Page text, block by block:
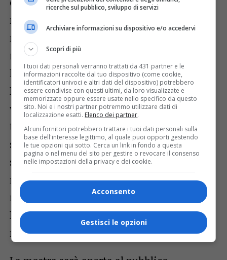
rappresentazione. Acqua e cielo come cifre
narrative si scambiano i ruoli,
mantenendo il baricentro in quella sottile
linea di orizzonte che unisce due mondi.
La naturalezza dell’ispirazione segue il
volgere delle stagioni attraverso una
tavolozza cromatica ricca di toni e
sottotoni: copiare dal vero è un’arte
sottile, che potrebbe inclinare nella banale
riproduzione da cartolina illustrata,
mentre nei quadri di Maria Teresa
Pascarelli si assiste ad una intimistica
rielaborazione del reale.
ricerche sul pubblico, sviluppo di servizi
Archiviare informazioni su dispositivo e/o accedervi
Scopri di più
I tuoi dati personali verranno trattati da 431 partner e le
informazioni raccolte dal tuo dispositivo (come cookie,
identificatori univoci e altri dati del dispositivo) potrebbero
essere condivise con questi ultimi, da loro visualizzate e
memorizzate oppure essere usate nello specifico da questo
sito. Noi e i nostri partner potremmo utilizzare dati di
localizzazione esatti. Elenco dei partner.
Alcuni fornitori potrebbero trattare i tuoi dati personali sulla
base dell'interesse legittimo, al quale puoi opporti gestendo
le tue opzioni qui sotto. Cerca un link in fondo a questa
pagina o nel menu del sito per gestire o revocare il consenso
nelle impostazioni della privacy e dei cookie.
Acconsento
Gestisci le opzioni